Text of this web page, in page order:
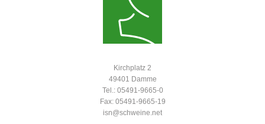
Kirchplatz 2
49401 Damme
Tel.: 05491-9665-0
Fax: 05491-9665-19
isn@schweine.net